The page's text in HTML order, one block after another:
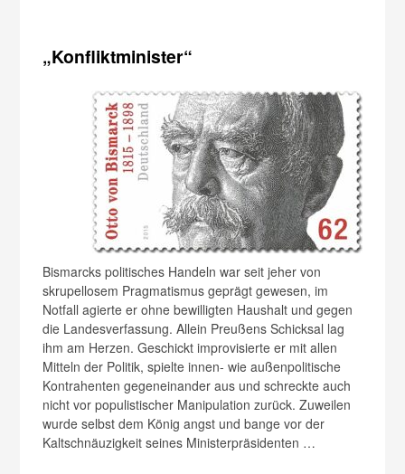
„Konfliktminister“
Bismarcks politisches Handeln war seit jeher von
skrupellosem Pragmatismus geprägt gewesen, im
Notfall agierte er ohne bewilligten Haushalt und gegen
die Landesverfassung. Allein Preußens Schicksal lag
ihm am Herzen. Geschickt improvisierte er mit allen
Mitteln der Politik, spielte innen- wie außenpolitische
Kontrahenten gegeneinander aus und schreckte auch
nicht vor populistischer Manipulation zurück. Zuweilen
wurde selbst dem König angst und bange vor der
Kaltschnäuzigkeit seines Ministerpräsidenten …